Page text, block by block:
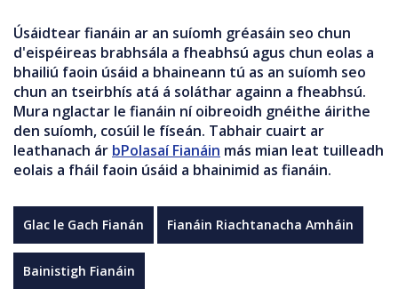
Úsáidtear fianáin ar an suíomh gréasáin seo chun
d'eispéireas brabhsála a fheabhsú agus chun eolas a
bhailiú faoin úsáid a bhaineann tú as an suíomh seo
chun an tseirbhís atá á soláthar againn a fheabhsú.
Mura nglactar le fianáin ní oibreoidh gnéithe áirithe
den suíomh, cosúil le físeán. Tabhair cuairt ar
leathanach ár bPolasaí Fianáin más mian leat tuilleadh
eolais a fháil faoin úsáid a bhainimid as fianáin.
Glac le Gach Fianán Fianáin Riachtanacha Amháin
Bainistigh Fianáin